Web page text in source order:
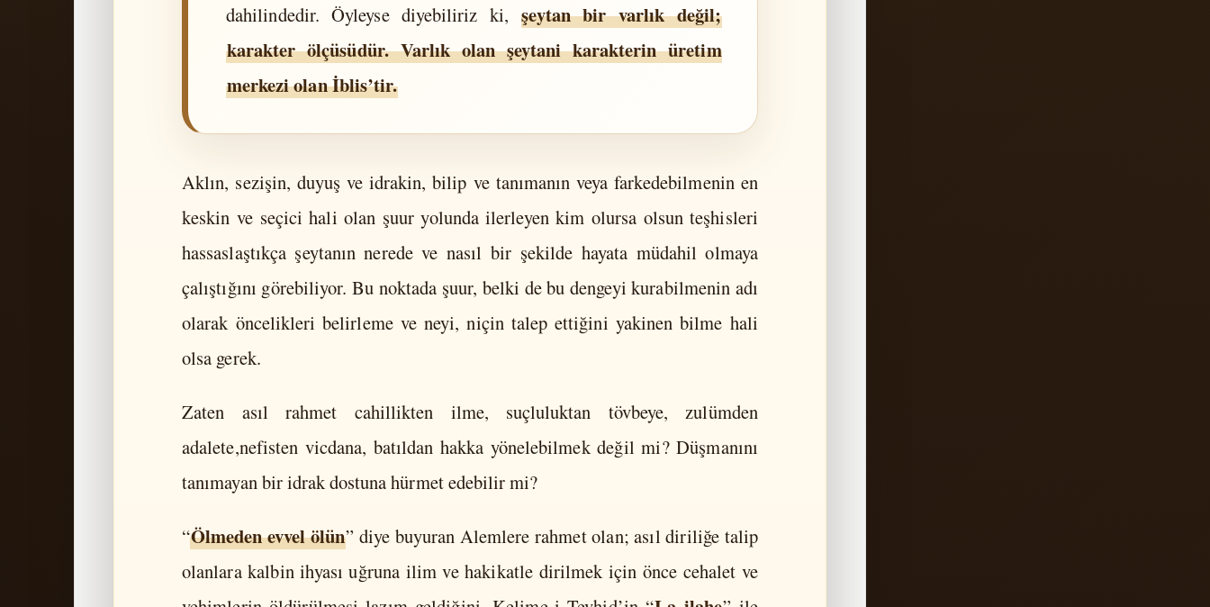
dahilindedir. Öyleyse diyebiliriz ki, şeytan bir varlık değil;
karakter ölçüsüdür. Varlık olan şeytani karakterin üretim
merkezi olan İblis’tir.
Aklın, sezişin, duyuş ve idrakin, bilip ve tanımanın veya farkedebilmenin en
keskin ve seçici hali olan şuur yolunda ilerleyen kim olursa olsun teşhisleri
hassaslaştıkça şeytanın nerede ve nasıl bir şekilde hayata müdahil olmaya
çalıştığını görebiliyor. Bu noktada şuur, belki de bu dengeyi kurabilmenin adı
olarak öncelikleri belirleme ve neyi, niçin talep ettiğini yakinen bilme hali
olsa gerek.
Zaten asıl rahmet cahillikten ilme, suçluluktan tövbeye, zulümden
adalete,nefisten vicdana, batıldan hakka yönelebilmek değil mi? Düşmanını
tanımayan bir idrak dostuna hürmet edebilir mi?
“Ölmeden evvel ölün” diye buyuran Alemlere rahmet olan; asıl diriliğe talip
olanlara kalbin ihyası uğruna ilim ve hakikatle dirilmek için önce cehalet ve